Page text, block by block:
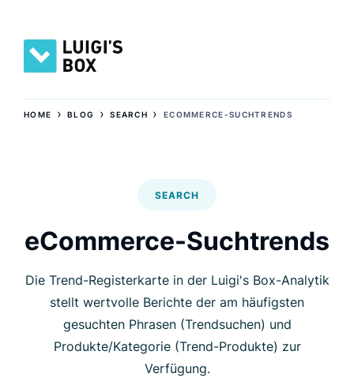
HOME ›BLOG ›SEARCH › ECOMMERCE-SUCHTRENDS
SEARCH
eCommerce-Suchtrends
Die Trend-Registerkarte in der Luigi's Box-Analytik
stellt wertvolle Berichte der am häufigsten
gesuchten Phrasen (Trendsuchen) und
Produkte/Kategorie (Trend-Produkte) zur
Verfügung.